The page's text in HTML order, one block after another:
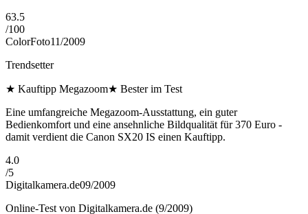
63.5
/100
ColorFoto11/2009
Trendsetter
★ Kauftipp Megazoom★ Bester im Test
Eine umfangreiche Megazoom-Ausstattung, ein guter
Bedienkomfort und eine ansehnliche Bildqualität für 370 Euro -
damit verdient die Canon SX20 IS einen Kauftipp.
4.0
/5
Digitalkamera.de09/2009
Online-Test von Digitalkamera.de (9/2009)